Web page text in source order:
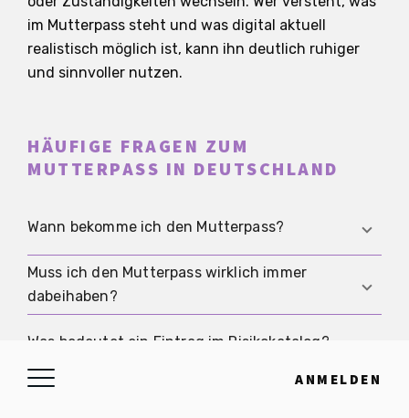
ANMELDEN
im Mutterpass steht und was digital aktuell
realistisch möglich ist, kann ihn deutlich ruhiger
und sinnvoller nutzen.
HÄUFIGE FRAGEN ZUM
MUTTERPASS IN DEUTSCHLAND
Wann bekomme ich den Mutterpass?
In der Regel dann, wenn die Schwangerschaft
ärztlich festgestellt ist und die Vorsorge beginnt.
Muss ich den Mutterpass wirklich immer
dabeihaben?
Ja, möglichst schon. Gerade bei unerwarteten
Geburtsklinik spart ein aktueller Mutterpass Zeit
Was bedeutet ein Eintrag im Risikokatalog?